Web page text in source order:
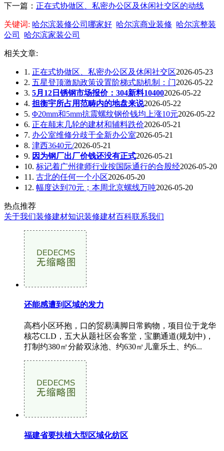
下一篇： 正在式协做区、私密办公区及休闲社交区的动线
关键词: 哈尔滨装修公司哪家好 哈尔滨商业装修 哈尔滨整装
公司
哈尔滨家装公司
相关文章:
1. 正在式协做区、私密办公区及休闲社交区2026-05-23
2. 五星登顶激励政策设置阶梯式励机制：门2026-05-22
3. 5月12日锈钢市场报价：304新料104002026-05-22
4. 担衡宇所占用范畴内的地盘来说2026-05-22
5. Φ20mm和5mm抗震螺纹钢价钱均上涨10元2026-05-22
6. 正在颠末几轮的建材和辅料跌价2026-05-21
7. 办公室维修分歧于全新办公室2026-05-21
8. 津西3640元/2026-05-21
9. 因为钢厂出厂价钱还没有正式2026-05-21
10. 标记着广州律师行业按国际通行的合股经2026-05-20
11. 古北的任何一个小区2026-05-20
12. 幅度达到70元；本周北京螺线万吨2026-05-20
热点推荐
关于我们装修建材知识装修建材百科联系我们
还能感遭到区域的发力
高档小区环抱，口的贸易满脚日常购物，项目位于龙华
核芯CLD，五大从题社区会客堂，宝鹏通道(规划中)，
打制约380㎡分龄双泳池、约630㎡儿童乐土、约6...
福建省要扶植大型区域化纺区